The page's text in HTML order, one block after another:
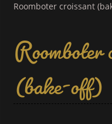
Roomboter croissant
(bake-off)